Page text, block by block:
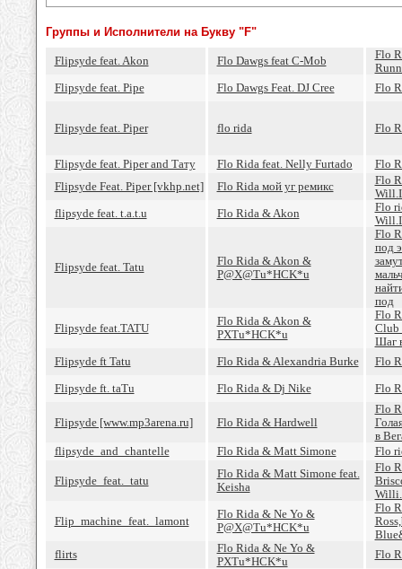
Группы и Исполнители на Букву "F"
Flipsyde feat. Akon Flo Dawgs feat C-Mob
Flo
Flipsyde feat. Pipe
Flo Dawgs Feat. DJ Cree Flo
Flipsyde feat. Piper flo rida Flo
Flipsyde feat. Piper and Тату Flo Rida feat. Nelly Furtado
Flo
Flipsyde Feat. Piper [vkhp.net]
Flo Rida мой уг ремикс
Flo
flipsyde feat. t.a.t.u
Flo Rida & Akon
Flo
Flipsyde feat. Tatu
Flo Rida & Akon &
P@X@Tu*HCK*u
Flo
под
под
Flipsyde feat.TATU
Flo Rida & Akon &
PXTu*HCK*u
Flo
Club
Шаг
Flipsyde ft Tatu
Flo Rida & Alexandria Burke
Flo
Flipsyde ft. taTu
Flo Rida & Dj Nike Flo
Flipsyde [www.mp3arena.ru] Flo Rida & Hardwell
Flo
в
flipsyde_and_chantelle
Flo Rida & Matt Simone Flo
Flipsyde_feat._tatu
Flo Rida & Matt Simone feat.
Keisha
Flo
Flip_machine_feat._lamont
Flo Rida & Ne Yo &
P@X@Tu*HCK*u
Flo
flirts
Flo Rida & Ne Yo &
PXTu*HCK*u
Flo